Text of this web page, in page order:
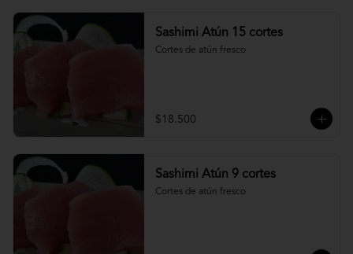
Sashimi Atún 15 cortes
Cortes de atún fresco
$18.500
Sashimi Atún 9 cortes
Cortes de atún fresco